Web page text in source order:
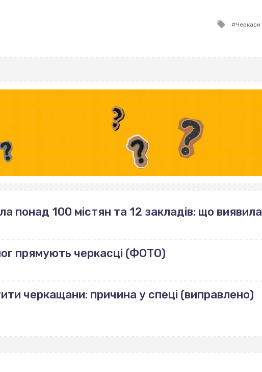
ВІСІМНАДЦЯТЬ ТРИ НУЛІ
Tagged
Черкаси
понад 100 містян та 12 закладів: що виявила
прямують черкасці (ФОТО)
черкащани: причина у спеці (виправлено)